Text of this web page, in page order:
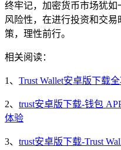
终牢记，加密货币市场犹
风险性，在进行投资和交
策，理性前行。
相关阅读：
1、 Trust Wallet安卓版下载
2、 trust安卓版下载-钱包
体验
3、 trust安卓版下载-Trust